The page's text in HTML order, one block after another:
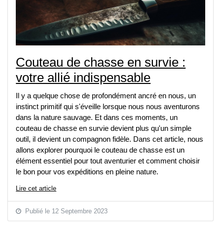
Couteau de chasse en survie :
votre allié indispensable
Il y a quelque chose de profondément ancré en nous, un
instinct primitif qui s'éveille lorsque nous nous aventurons
dans la nature sauvage. Et dans ces moments, un
couteau de chasse en survie devient plus qu'un simple
outil, il devient un compagnon fidèle. Dans cet article, nous
allons explorer pourquoi le couteau de chasse est un
élément essentiel pour tout aventurier et comment choisir
le bon pour vos expéditions en pleine nature.
Lire cet article
Publié le 12 Septembre 2023